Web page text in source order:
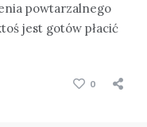
powtarzalnego
jest gotów płacić
0